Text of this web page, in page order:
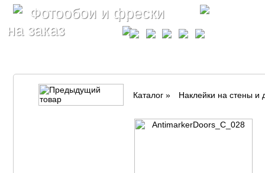
Фотообои и фрески
на заказ
Каталог» Наклейки на стены и